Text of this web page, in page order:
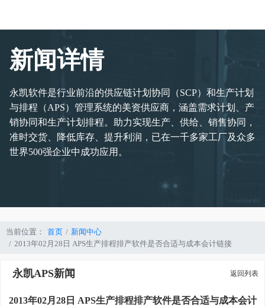
新闻详情
永凯软件是行业前沿的供应链计划协同（SCP）和生产计划
与排程（APS）管理系统的美资供应商，涵盖需求计划、产
销协同和生产计划排程。助力实现生产、供给、销售协同，
准时交货、降低库存、提升利润，已在一千多家工厂及众多
世界500强企业中成功应用。
当前位置： 首页
新闻中心
2013年02月28日 APS生产排程排产软件是否合适与成本会计链接
永凯APS新闻 返回列表
2013年02月28日 APS生产排程排产软件是否合适与成本会计